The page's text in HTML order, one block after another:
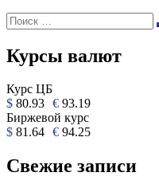
Поиск:
Курсы валют
Курс ЦБ
$ 80.93 € 93.19
Биржевой курс
$ 81.64 € 94.25
Свежие записи